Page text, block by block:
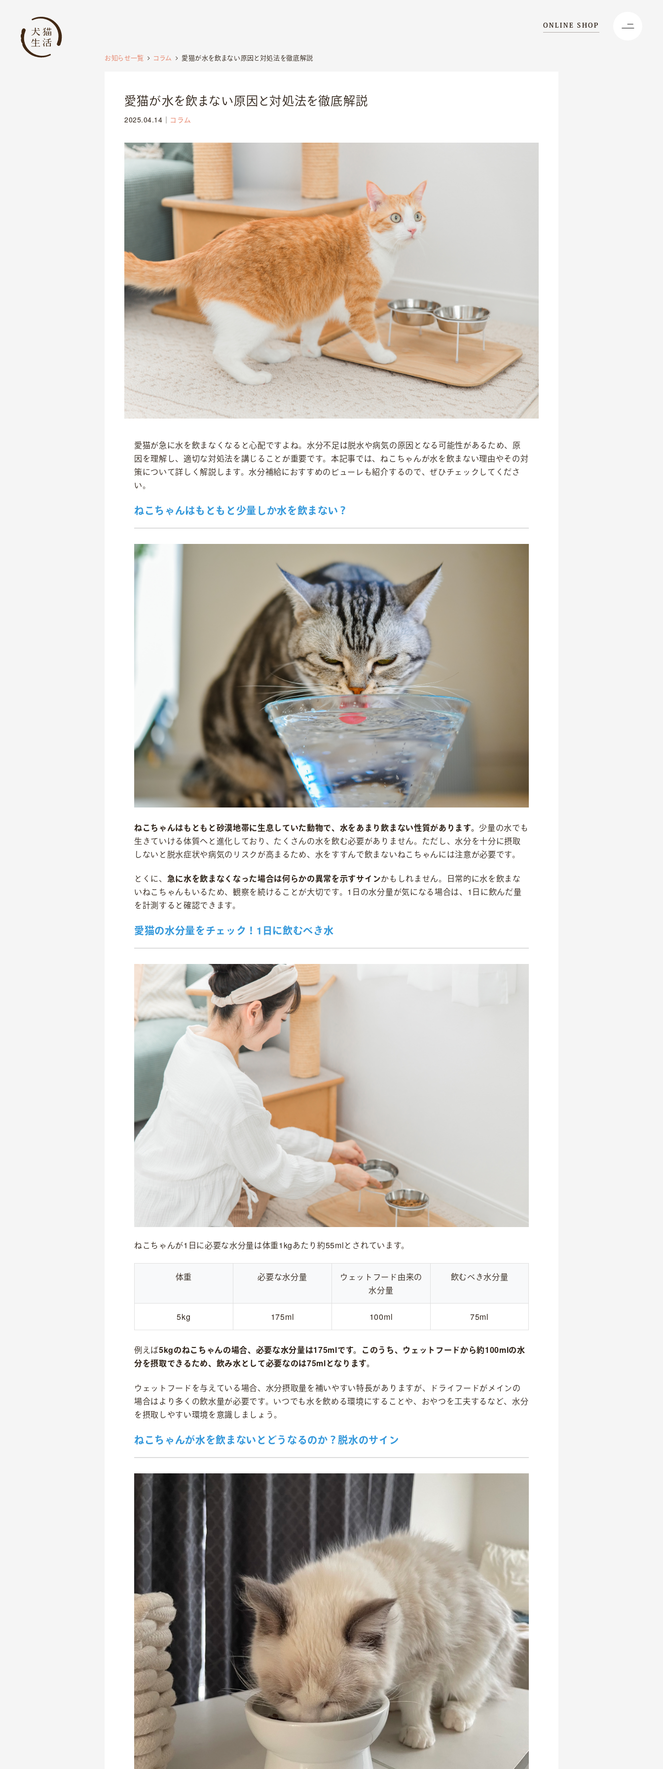
ONLINE SHOP
社会貢献活動
M&Aについて
採用情報
ニュース
IR情報
お問い合わせ
dog
お知らせ一覧 コラム 愛猫が水を飲まない原因と対処法を徹底解説
愛猫が水を飲まない原因と対処法を徹底解説
2025.04.14 ｜ コラム
愛猫が急に水を飲まなくなると心配ですよね。水分不足は脱水や病気の原因となる可能性があるため、原
因を理解し、適切な対処法を講じることが重要です。本記事では、ねこちゃんが水を飲まない理由やその対
策について詳しく解説します。水分補給におすすめのピューレも紹介するので、ぜひチェックしてくださ
い。
ねこちゃんはもともと少量しか水を飲まない？
ねこちゃんはもともと砂漠地帯に生息していた動物で、水をあまり飲まない性質があります。少量の水でも
生きていける体質へと進化しており、たくさんの水を飲む必要がありません。ただし、水分を十分に摂取
しないと脱水症状や病気のリスクが高まるため、水をすすんで飲まないねこちゃんには注意が必要です。
とくに、 急に水を飲まなくなった場合は何らかの異常を示すサインかもしれません。日常的に水を飲まな
いねこちゃんもいるため、観察を続けることが大切です。1日の水分量が気になる場合は、1日に飲んだ量
を計測すると確認できます。
愛猫の水分量をチェック！1日に飲むべき水
ねこちゃんが1日に必要な水分量は体重1kgあたり約55mlとされています。
体重 必要な水分量
ウェットフード由来の
水分量
飲むべき水分量
5kg 175ml 100ml 75ml
例えば5kgのねこちゃんの場合、必要な水分量は175mlです。このうち、ウェットフードから約100mlの水
分を摂取できるため、飲み水として必要なのは75mlとなります。
ウェットフードを与えている場合、水分摂取量を補いやすい特長がありますが、ドライフードがメインの
場合はより多くの飲水量が必要です。いつでも水を飲める環境にすることや、おやつを工夫するなど、水分
を摂取しやすい環境を意識しましょう。
ねこちゃんが水を飲まないとどうなるのか？脱水のサイン